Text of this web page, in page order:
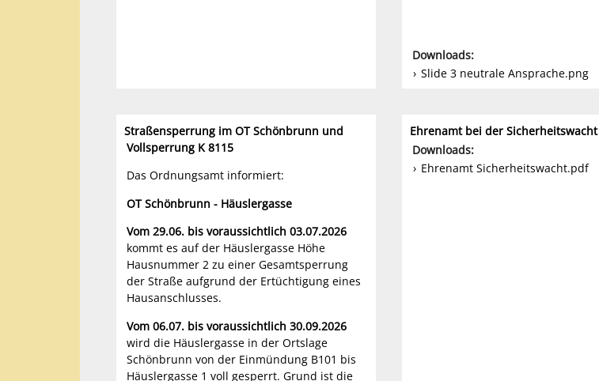
Downloads:
Slide 3 neutrale Ansprache.png
Straßensperrung im OT Schönbrunn und
Vollsperrung K 8115
Das Ordnungsamt informiert:
OT Schönbrunn - Häuslergasse
Vom 29.06. bis voraussichtlich 03.07.2026
kommt es auf der Häuslergasse Höhe
Hausnummer 2 zu einer Gesamtsperrung
der Straße aufgrund der Ertüchtigung eines
Hausanschlusses.
Vom 06.07. bis voraussichtlich 30.09.2026
wird die Häuslergasse in der Ortslage
Schönbrunn von der Einmündung B101 bis
Häuslergasse 1 voll gesperrt. Grund ist die
Ehrenamt bei der Sicherheitswacht
Downloads:
Ehrenamt Sicherheitswacht.pdf